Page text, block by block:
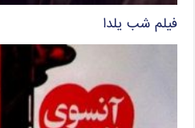
فیلم شب یلدا